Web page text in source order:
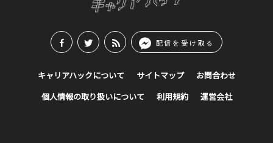
配信を受け取る
キャリアハックについて サイトマップ お問合わせ
個人情報の取り扱いについて 利用規約 運営会社